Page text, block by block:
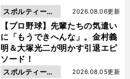
【プロ野球】先輩たちの気遣い
に「もうできへんな」。金村義
明＆大塚光二が明かす引退エピ
ソード！
2026.08.06更新
スポルティーバ
動画
2026.08.05更新
スポルティーバ